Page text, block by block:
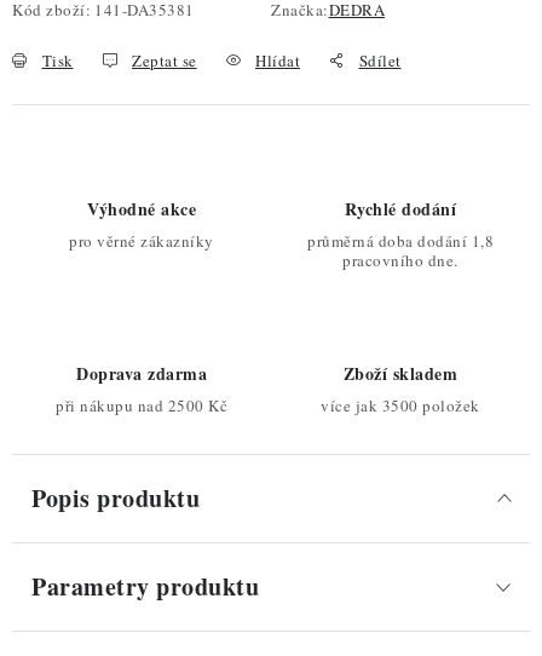
Kód zboží: 141-DA35381 Značka:DEDRA
Tisk Zeptat se Hlídat Sdílet
Výhodné akce
pro věrné zákazníky
Rychlé dodání
průměrná doba dodání 1,8
pracovního dne.
Doprava zdarma
při nákupu nad 2500 Kč
Zboží skladem
více jak 3500 položek
Popis produktu
Parametry produktu